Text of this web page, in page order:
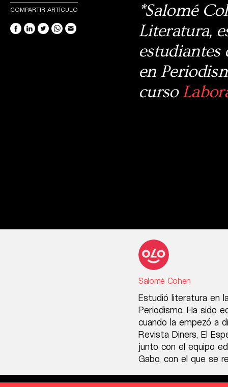
*Salomé
Literatura,
estudiantes
en
curso
COMPARTIR ARTÍCULO
Salomé Cohen
Estudió literatura en
Periodismo. Ha sido
cuando la empezó a
Revista Diners, El
junto con el equipo
Gabo, con el que se